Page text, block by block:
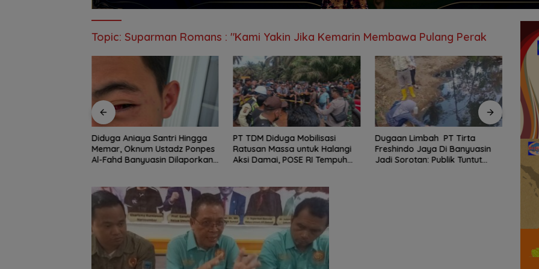
Topic: Suparman Romans : "Kami Yakin Jika Kemarin Membawa Pulang Perak
Diduga Aniaya Santri Hingga
Memar, Oknum Ustadz Ponpes
Al-Fahd Banyuasin Dilaporkan
PT TDM Diduga Mobilisasi
Ratusan Massa untuk Halangi
Aksi Damai, POSE RI Tempuh
Dugaan Limbah PT Tirta
Freshindo Jaya Di Banyuasin
Jadi Sorotan: Publik Tuntut
dan